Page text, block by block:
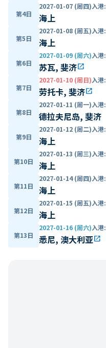
第4日
2027-01-07 (周四)入港:
海上
第5日
2027-01-08 (周五)入港:
海上
第6日
2027-01-09 (周六)入港:
苏瓦, 斐济open_in_new
第7日
2027-01-10 (周日)入港:
劳托卡, 斐济open_in_new
第8日
2027-01-11 (周一)入港:
德拉夫尼岛, 斐济
第9日
2027-01-12 (周二)入港:
海上
第10日
2027-01-13 (周三)入港:
海上
第11日
2027-01-14 (周四)入港:
海上
第12日
2027-01-15 (周五)入港:
海上
第13日
2027-01-16 (周六)入港:
悉尼, 澳大利亚open_in_new